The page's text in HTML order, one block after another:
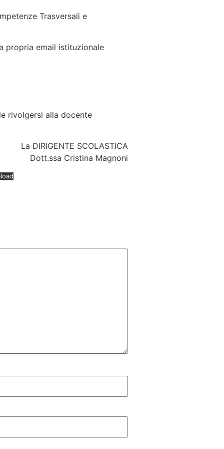
Trasversali e
propria email istituzionale
rivolgersi alla docente
La DIRIGENTE SCOLASTICA
Dott.ssa Cristina Magnoni